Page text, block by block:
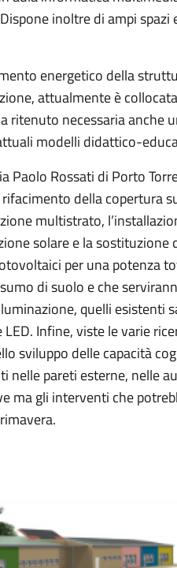
inoltre di ampi spazi
energetico della
attualmente è
ritenuto necessaria anche
modelli didattico-
Paolo Rossati di Porto
della copertura
multistrato,
solare e la sostituzione
per una potenza
di suolo e che
quelli esistenti
Infine, viste le varie
sviluppo delle capacità
pareti esterne, nelle
ma gli interventi che